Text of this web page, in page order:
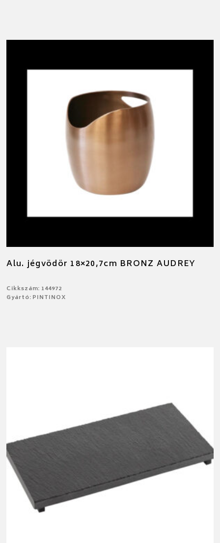
Alu. jégvödör 18×20,7cm BRONZ AUDREY
Cikkszám: 144972
Gyártó: PINTINOX